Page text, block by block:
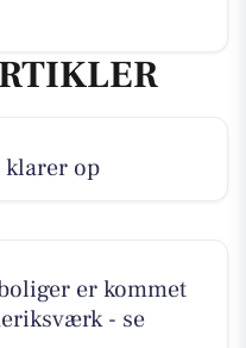
klarer op
er kommet
- se